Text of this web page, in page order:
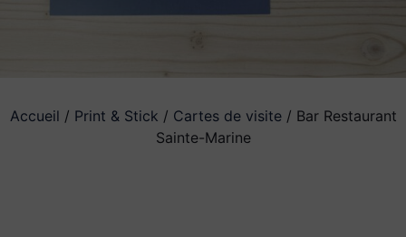
Accueil / Print & Stick / Cartes de visite/ Bar Restaurant
Sainte-Marine